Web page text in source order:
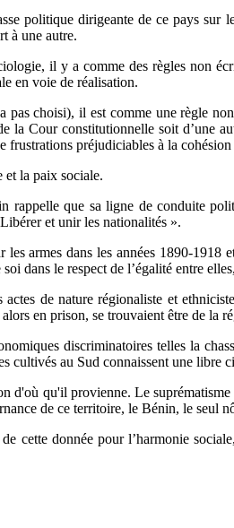
politique dirigeante de ce pays
à une autre.
il y a comme des règles non
en voie de réalisation.
pas choisi), il est comme une règle
la Cour constitutionnelle soit d’une
frustrations préjudiciables à la
et la paix sociale.
rappelle que sa ligne de conduite
et unir les nationalités ».
armes dans les années 1890-
dans le respect de l’égalité entre
de nature régionaliste et
en prison, se trouvaient être de la
discriminatoires telles la
cultivés au Sud connaissent une
d'où qu'il provienne. Le
de ce territoire, le Bénin, le seul
cette donnée pour l’harmonie